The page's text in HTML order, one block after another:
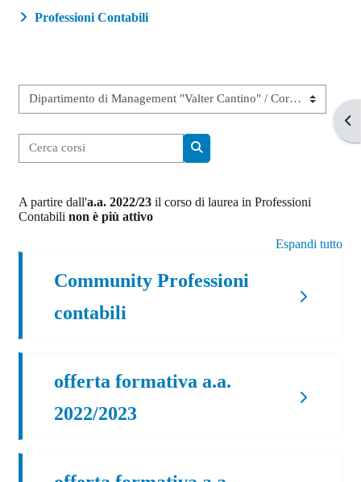
Professioni Contabili
Categorie di corso
Cerca corsi
A partire dall'a.a. 2022/23 il corso di laurea in Professioni
Contabili non è più attivo
Espandi tutto
Community Professioni
contabili
offerta formativa a.a.
2022/2023